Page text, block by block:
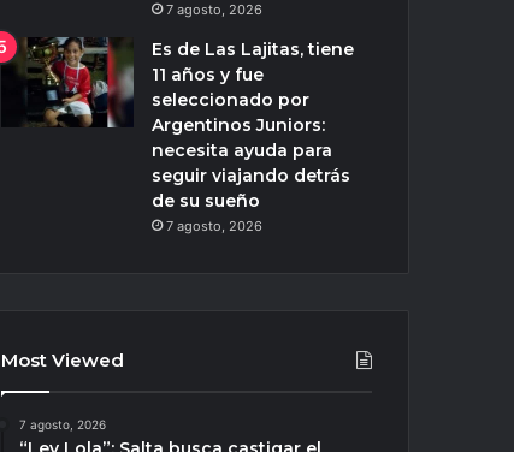
7 agosto, 2026
Es de Las Lajitas, tiene
11 años y fue
seleccionado por
Argentinos Juniors:
necesita ayuda para
seguir viajando detrás
de su sueño
7 agosto, 2026
Most Viewed
7 agosto, 2026